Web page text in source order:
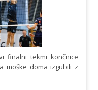
finalni tekmi končnice
moške doma izgubili z